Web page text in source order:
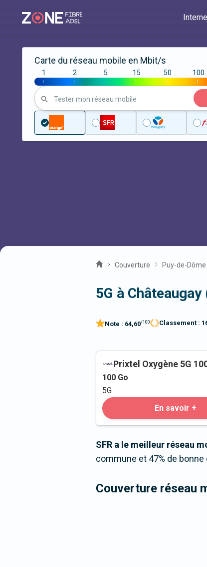
Carte du réseau mobile en Mbit/s
|
1
|
2
|
5
|
15
|
50
|
100
Tester mon réseau mobile
Couverture Puy-de-Dôme
5G à
Note : 64,60/100 Classement :
Prixtel Oxygène 5G
100 Go
5G
En savoir +
SFR a le meilleur réseau
commune et 47% de
Couverture réseau